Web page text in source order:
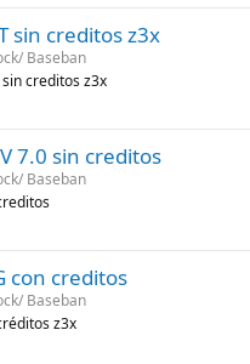
sin creditos z3x
Baseban
creditos z3x
7.0 sin creditos
Baseban
con creditos
Baseban
z3x